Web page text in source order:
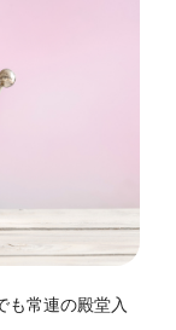
も常連の殿堂入